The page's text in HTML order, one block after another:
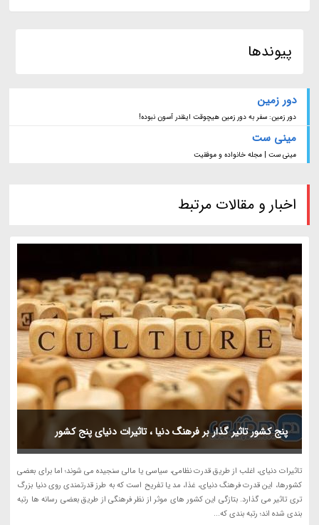
پیوندها
دور زمین
دور زمین: سفر به دور زمین هیچوقت اینقدر آسون نبوده!
مینی ست
مینی ست | مجله خانواده و موفقیت
اخبار و مقالات مرتبط
پنج کشور تاثیر گذار بر فرهنگ دنیا ، تاثیرات دنیای پنج کشور
تاثیرات دنیای، اغلب از طریق قدرت نظامی، سیاسی یا مالی سنجیده می شوند؛ اما برای بعضی
کشورها، این قدرت فرهنگ دنیای، غذا، مد یا تفریح است که به طرز قدرتمندی روی دنیا بزرگ
تری تاثیر می گذارد. بتازگی این کشور های موثر از نظر فرهنگی از طریق بعضی رسانه ها رتبه
بندی شده اند؛ رتبه بندی که...